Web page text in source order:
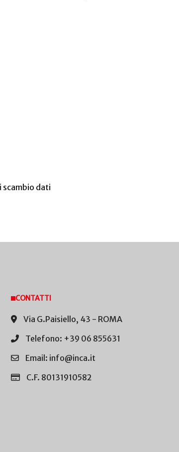
scambio dati
CONTATTI
Via G.Paisiello, 43 - ROMA
Telefono: +39 06 855631
Email: info@inca.it
C.F. 80131910582